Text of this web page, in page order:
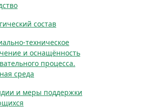
состав
техническое
и оснащённость
процесса.
среда
и меры поддержки